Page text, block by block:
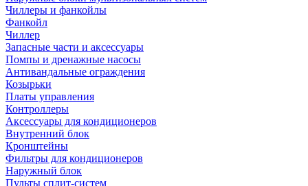
Чиллеры и фанкойлы
Фанкойл
Чиллер
Запасные части и аксессуары
Помпы и дренажные насосы
Антивандальные ограждения
Козырьки
Платы управления
Контроллеры
Аксессуары для кондиционеров
Внутренний блок
Кронштейны
Фильтры для кондиционеров
Наружный блок
Пульты сплит-систем